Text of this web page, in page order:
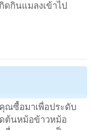
ดกินแมลงเข้าไป
ณซื้อมาเพื่อประดับ
ดต้นหม้อข้าวหม้อ